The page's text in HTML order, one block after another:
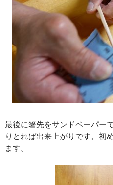
最後に箸先をサンドペーパー
りとれば出来上がりです。初
ます。